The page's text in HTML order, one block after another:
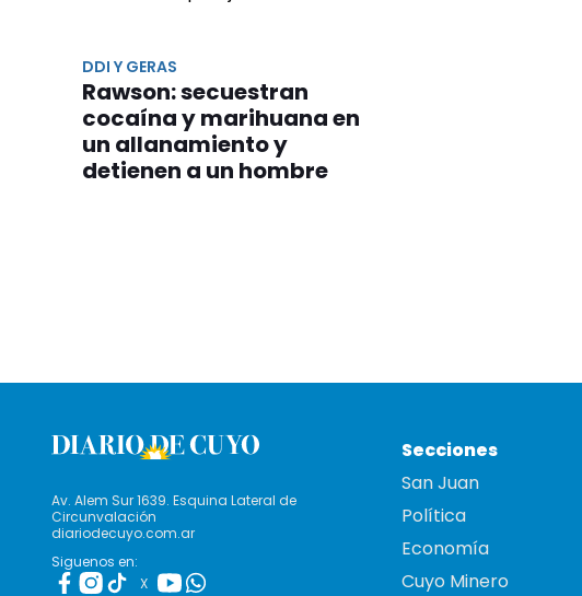
DDI Y GERAS
Rawson: secuestran
cocaína y marihuana en
un allanamiento y
detienen a un hombre
Av. Alem Sur 1639. Esquina Lateral de
Circunvalación
diariodecuyo.com.ar
Siguenos en:
X
Secciones
San Juan
Política
Economía
Cuyo Minero